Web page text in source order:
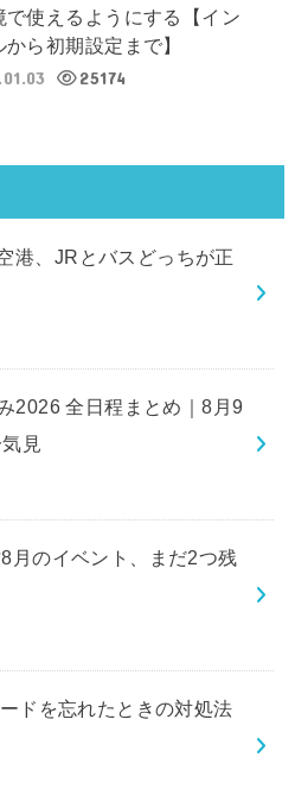
で使えるようにする【イン
から初期設定まで】
25174
港、JRとバスどっちが正
2026 全日程まとめ｜8月9
見
8月のイベント、まだ2つ残
ドを忘れたときの対処法